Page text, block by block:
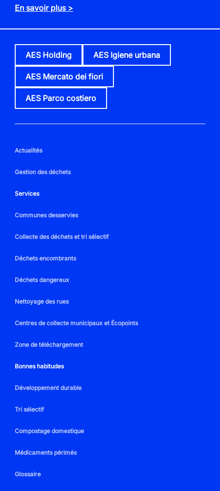
En savoir plus >
AES Holding AES Igiene urbana
AES Mercato dei fiori
AES Parco costiero
Actualités
Gestion des déchets
Services
Communes desservies
Collecte des déchets et tri sélectif
Déchets encombrants
Déchets dangereux
Nettoyage des rues
Centres de collecte municipaux et Écopoints
Zone de téléchargement
Bonnes habitudes
Développement durable
Tri sélectif
Compostage domestique
Médicaments périmés
Glossaire